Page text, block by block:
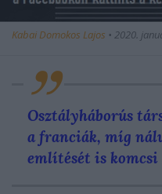
Kabai Domokos Lajos • 2020.
Osztályháborús
a franciák, míg
említését is